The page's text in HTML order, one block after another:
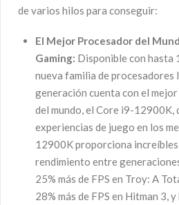
de varios hilos para conseguir:
El Mejor Procesador del
Gaming: Disponible con hasta
nueva familia de procesadores
generación cuenta con el
del mundo, el Core i9-12900K,
experiencias de juego en los
12900K proporciona increíbles
rendimiento entre
25% más de FPS en Troy: A
28% más de FPS en Hitman 3,